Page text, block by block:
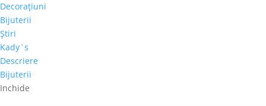
Decoraţiuni
Bijuterii
Ştiri
Kady`s
Descriere
Bijuterii
Inchide
Artă de Cinci Stele – Gabriela Cristea la Phoenicia
Grand Hotel
Comentarii recente
Arhive